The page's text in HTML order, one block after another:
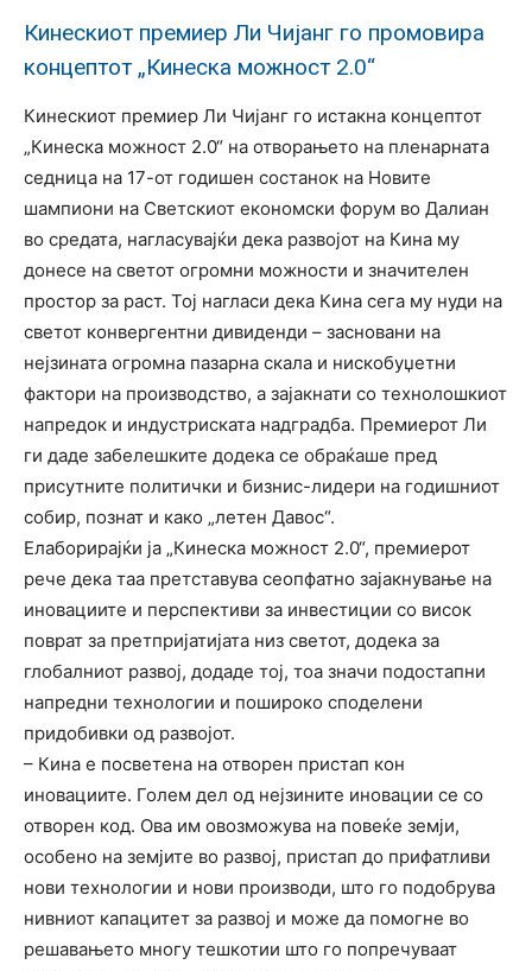
Кинескиот премиер Ли Чијанг го промовира
концептот „Кинеска можност 2.0“
Кинескиот премиер Ли Чијанг го истакна концептот
„Кинеска можност 2.0“ на отворањето на пленарната
седница на 17-от годишен состанок на Новите
шампиони на Светскиот економски форум во Далиан
во средата, нагласувајќи дека развојот на Кина му
донесе на светот огромни можности и значителен
простор за раст. Тој нагласи дека Кина сега му нуди на
светот конвергентни дивиденди – засновани на
нејзината огромна пазарна скала и нискобуџетни
фактори на производство, а зајакнати со технолошкиот
напредок и индустриската надградба. Премиерот Ли
ги даде забелешките додека се обраќаше пред
присутните политички и бизнис-лидери на годишниот
собир, познат и како „летен Давос“.
Елаборирајќи ја „Кинеска можност 2.0“, премиерот
рече дека таа претставува сеопфатно зајакнување на
иновациите и перспективи за инвестиции со висок
поврат за претпријатијата низ светот, додека за
глобалниот развој, додаде тој, тоа значи подостапни
напредни технологии и пошироко споделени
придобивки од развојот.
– Кина е посветена на отворен пристап кон
иновациите. Голем дел од нејзините иновации се со
отворен код. Ова им овозможува на повеќе земји,
особено на земјите во развој, пристап до прифатливи
нови технологии и нови производи, што го подобрува
нивниот капацитет за развој и може да помогне во
решавањето многу тешкотии што го попречуваат